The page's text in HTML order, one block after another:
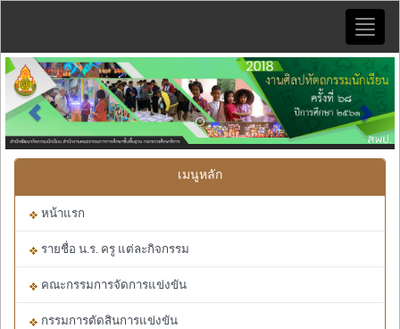
Toggle
Previous Next
เมนูหลัก
หน้าแรก
รายชื่อ น.ร. ครู แต่ละกิจกรรม
คณะกรรมการจัดการแข่งขัน
กรรมการตัดสินการแข่งขัน